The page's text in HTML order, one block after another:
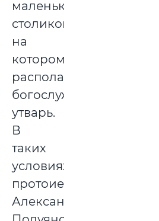
маленьким
столиком,
на
котором
располагалась
богослужебная
утварь.
В
таких
условиях
протоиерей
Александр